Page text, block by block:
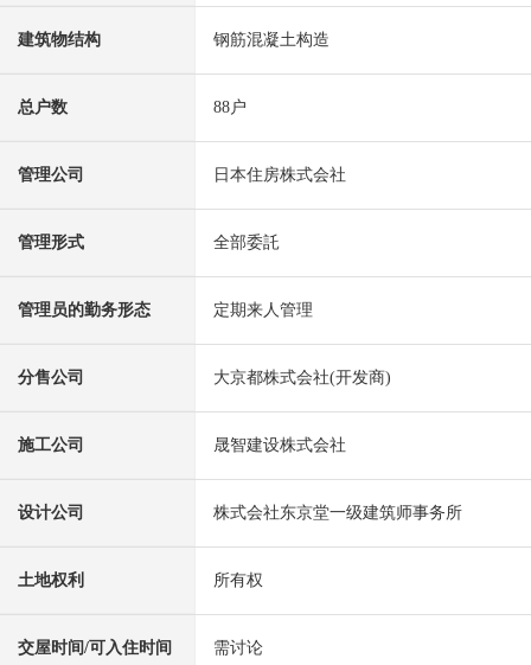
建筑物结构 钢筋混凝土构造
总户数 88户
管理公司 日本住房株式会社
管理形式 全部委託
管理员的勤务形态 定期来人管理
分售公司 大京都株式会社(开发商)
施工公司 晟智建设株式会社
设计公司 株式会社东京堂一级建筑师事务所
土地权利 所有权
交屋时间/可入住时间 需讨论